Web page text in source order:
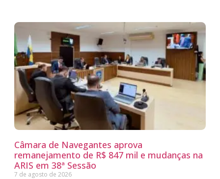
Câmara de Navegantes aprova
remanejamento de R$ 847 mil e mudanças na
ARIS em 38ª Sessão
7 de agosto de 2026